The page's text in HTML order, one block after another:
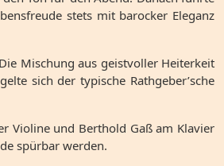
stets mit barocker Eleganz
Mischung aus geistvoller Heiterkeit
sich der typische Rathgeber’sche
Violine und Berthold Gaß am Klavier
spürbar werden.